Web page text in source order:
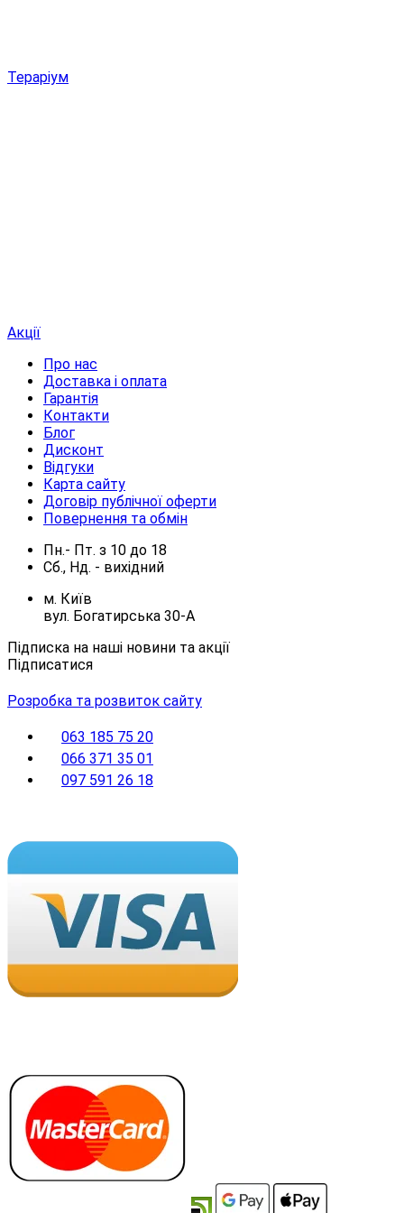
Тераріум
Акції
Про нас
Доставка і оплата
Гарантія
Контакти
Блог
Дисконт
Відгуки
Карта сайту
Договір публічної оферти
Повернення та обмін
Пн.- Пт. з 10 до 18
Сб., Нд. - вихідний
м. Київ
вул. Богатирська 30-А
Підписка на наші новини та акції
Підписатися
Розробка та розвиток сайту
063 185 75 20
066 371 35 01
097 591 26 18